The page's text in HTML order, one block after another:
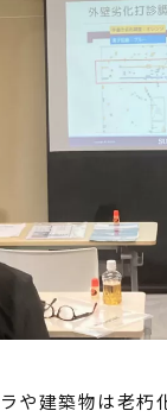
や建築物は老朽